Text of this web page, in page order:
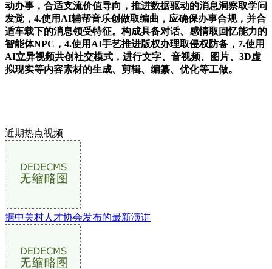
动办事，合适支流价值导向，推进数据驱动的消息洞察取学问
发觉，4.使用AI辅帮音乐创做取编曲，应确保办事合规，并合
适车载下的消息领受特征。构成具备对话、感情取回忆能力的
智能体NPC，4.使用AI手艺推进版权办理取侵权防备，7.使用
AI立异视频共创社交模式，进行文字、音视频、图片、3D虚
拟现实等内容素材的生成、剪辑、编纂、优化等工做。
近期热点视频
据中关村人才协会发布的最新演讲